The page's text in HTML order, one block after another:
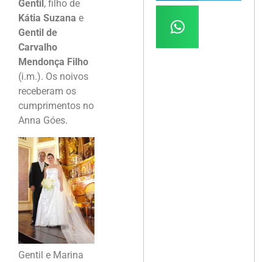
Gentil , filho de
Kátia Suzana e
Gentil de
Carvalho
Mendonça Filho
(i.m.). Os noivos
receberam os
cumprimentos no
Anna Góes.
Gentil e Marina